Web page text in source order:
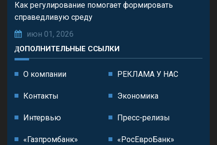
Как регулирование помогает формировать
справедливую среду
июн 01, 2026
ДОПОЛНИТЕЛЬНЫЕ ССЫЛКИ
О компании РЕКЛАМА У НАС
Контакты Экономика
Интервью Пресс-релизы
«Газпромбанк» «РосЕвроБанк»